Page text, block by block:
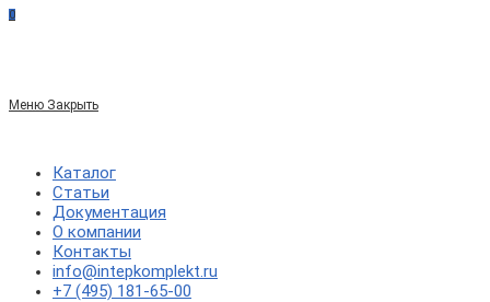
сайту
0
Меню Закрыть
Каталог
Статьи
Документация
О компании
Контакты
info@intepkomplekt.ru
+7 (495) 181-65-00